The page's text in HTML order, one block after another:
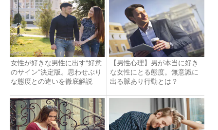
女性が好きな男性に出す“好意
のサイン”決定版。思わせぶり
な態度との違いを徹底解説
【男性心理】男が本当に好き
な女性にとる態度。無意識に
出る脈あり行動とは？